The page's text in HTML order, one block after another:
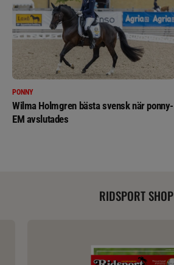
PONNY
Wilma Holmgren bästa svensk när ponny-
EM avslutades
RIDSPORT SHOP